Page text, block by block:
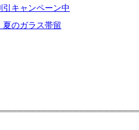
キャンペーン中
のガラス帯留